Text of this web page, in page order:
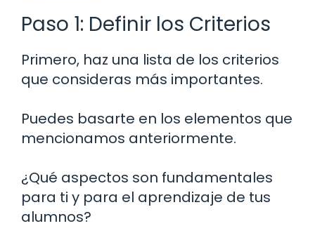
Paso 1: Definir los Criterios
Primero, haz una lista de los criterios
que consideras más importantes.
Puedes basarte en los elementos que
mencionamos anteriormente.
¿Qué aspectos son fundamentales
para ti y para el aprendizaje de tus
alumnos?